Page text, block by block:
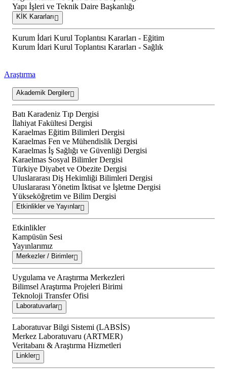
Yapı İşleri ve Teknik Daire Başkanlığı
KİK Kararları
Kurum İdari Kurul Toplantısı Kararları - Eğitim
Kurum İdari Kurul Toplantısı Kararları - Sağlık
Araştırma
Akademik Dergiler
Batı Karadeniz Tıp Dergisi
İlahiyat Fakültesi Dergisi
Karaelmas Eğitim Bilimleri Dergisi
Karaelmas Fen ve Mühendislik Dergisi
Karaelmas İş Sağlığı ve Güvenliği Dergisi
Karaelmas Sosyal Bilimler Dergisi
Türkiye Diyabet ve Obezite Dergisi
Uluslararası Diş Hekimliği Bilimleri Dergisi
Uluslararası Yönetim İktisat ve İşletme Dergisi
Yükseköğretim ve Bilim Dergisi
Etkinlikler ve Yayınlar
Etkinlikler
Kampüsün Sesi
Yayınlarımız
Merkezler / Birimler
Uygulama ve Araştırma Merkezleri
Bilimsel Araştırma Projeleri Birimi
Teknoloji Transfer Ofisi
Laboratuvarlar
Laboratuvar Bilgi Sistemi (LABSİS)
Merkez Laboratuvaru (ARTMER)
Veritabanı & Araştırma Hizmetleri
Linkler